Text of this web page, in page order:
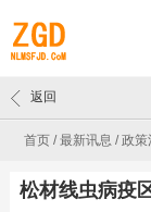
首页 /最新讯息 /政策
返回
松材线虫病疫